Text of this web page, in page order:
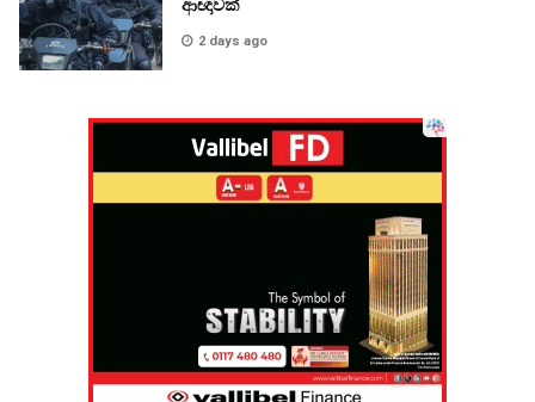
ආඥාවක්
2 days ago